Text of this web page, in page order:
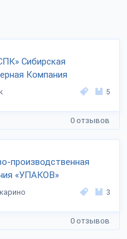
Сибирская
Компания
5
0 отзывов
производственная
«УПАКОВ»
3
0 отзывов